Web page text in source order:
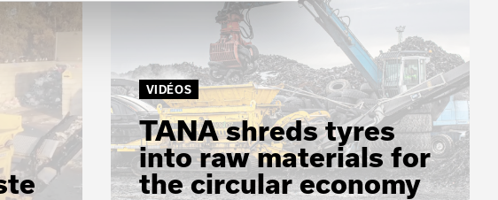
VIDÉOS
TANA shreds tyres
into raw materials for
the circular economy